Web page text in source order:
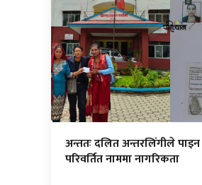
अन्ततः दलित अन्तरलिंगीले पाइन
परिवर्तित नाममा नागरिकता